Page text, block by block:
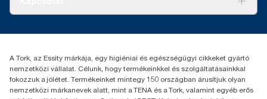
+36 1 392 2176
H-1021 Budapest
Budakeszi út 51.
A Tork, az Essity márkája, egy higiéniai és egészségügyi cikkeket gyártó
nemzetközi vállalat. Célunk, hogy termékeinkkel és szolgáltatásainkkal
fokozzuk a jólétet. Termékeinket mintegy 150 országban árusítjuk olyan
nemzetközi márkanevek alatt, mint a TENA és a Tork, valamint egyéb erős